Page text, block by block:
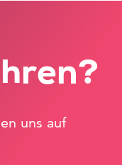
uns auf